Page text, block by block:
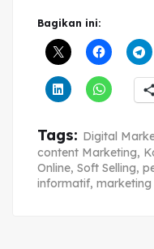
Bagikan ini:
Tags: Digital
content Marketing,
Online, Soft Selling,
informatif,